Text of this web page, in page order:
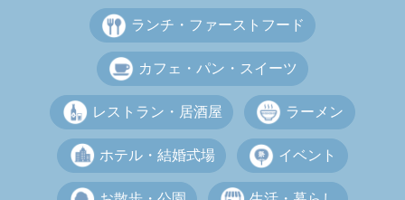
ランチ・ファーストフード
カフェ・パン・スイーツ
レストラン・居酒屋 ラーメン
ホテル・結婚式場 イベント